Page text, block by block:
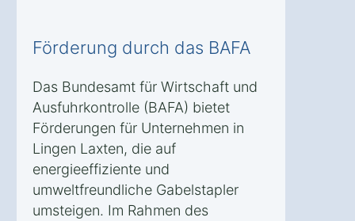
Förderung durch das BAFA
Das Bundesamt für Wirtschaft und
Ausfuhrkontrolle (BAFA) bietet
Förderungen für Unternehmen in
Lingen Laxten, die auf
energieeffiziente und
umweltfreundliche Gabelstapler
umsteigen. Im Rahmen des